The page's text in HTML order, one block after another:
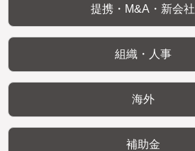
提携・M&A・新会社
組織・人事
海外
補助金